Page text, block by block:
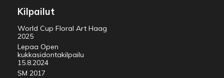
Kilpailut
World Cup Floral Art Haag
2025
Lepaa Open
kukkasidontakilpailu
15.8.2024
SM 2017